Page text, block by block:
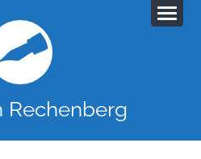
Rechenberg